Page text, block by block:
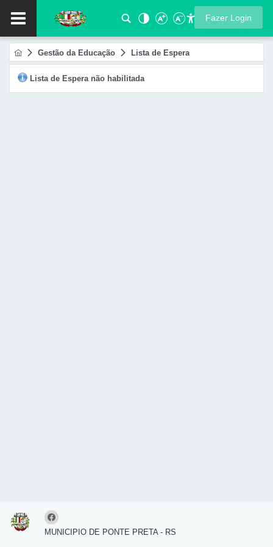
Fazer Login
Gestão da Educação Lista de Espera
Lista de Espera não habilitada
MUNICIPIO DE PONTE PRETA - RS